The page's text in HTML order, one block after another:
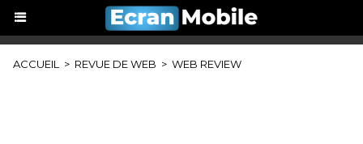
ACCUEIL > REVUE DE WEB > WEB REVIEW